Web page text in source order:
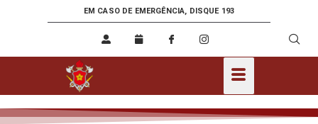
EM CASO DE EMERGÊNCIA, DISQUE 193